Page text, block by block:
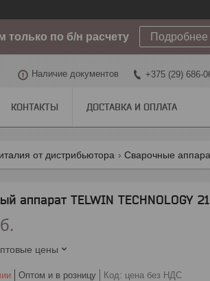
по б/н расчету Подробнее
Наличие документов +375 (29) 686-
КОНТАКТЫ ДОСТАВКА И ОПЛАТА
от дистрибьютора Сварочные
аппарат TELWIN TECHNOLOGY
цены
Оптом и в розницу Код: цена без НДС